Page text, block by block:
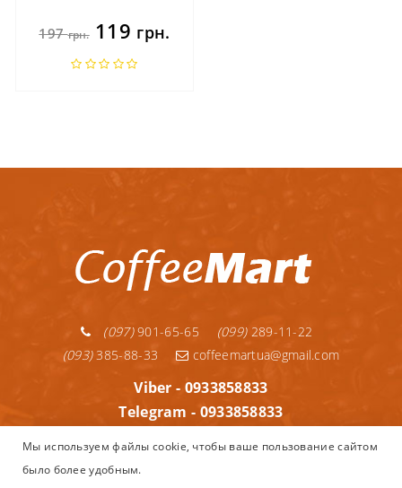
197грн.119 грн.
(097)901-65-65 (099)289-11-22
(093)385-88-33 coffeemartua@gmail.com
Viber - 0933858833
Telegram - 0933858833
WhatsApp - 0933858833
Мы используем файлы cookie, чтобы ваше пользование сайтом
было более удобным.